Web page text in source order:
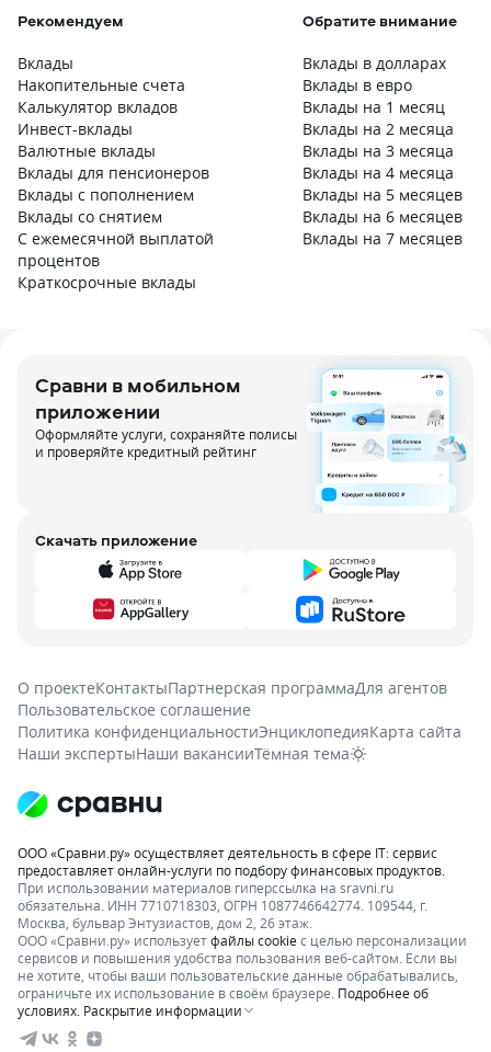
Рекомендуем
Вклады
Накопительные счета
Калькулятор вкладов
Инвест-вклады
Валютные вклады
Вклады для пенсионеров
Вклады с пополнением
Вклады со снятием
С ежемесячной выплатой
процентов
Краткосрочные вклады
Обратите внимание
Вклады в долларах
Вклады в евро
Вклады на 1 месяц
Вклады на 2 месяца
Вклады на 3 месяца
Вклады на 4 месяца
Вклады на 5 месяцев
Вклады на 6 месяцев
Вклады на 7 месяцев
Сравни в мобильном
приложении
Оформляйте услуги, сохраняйте полисы
и проверяйте кредитный рейтинг
Скачать приложение
О проектеКонтактыПартнерская программаДля агентов
Пользовательское соглашение
Политика конфиденциальностиЭнциклопедияКарта сайта
Наши экспертыНаши вакансииТёмная тема
ООО «Сравни.ру» осуществляет деятельность в сфере IT: сервис
предоставляет онлайн-услуги по подбору финансовых продуктов.
При использовании материалов гиперссылка на sravni.ru
обязательна. ИНН 7710718303, ОГРН 1087746642774. 109544, г.
Москва, бульвар Энтузиастов, дом 2, 26 этаж.
ООО «Сравни.ру» используетфайлы cookieс целью персонализации
сервисов и повышения удобства пользования веб-сайтом. Если вы
не хотите, чтобы ваши пользовательские данные обрабатывались,
ограничьте их использование в своём браузере. Подробнее об
условиях. Раскрытие информации